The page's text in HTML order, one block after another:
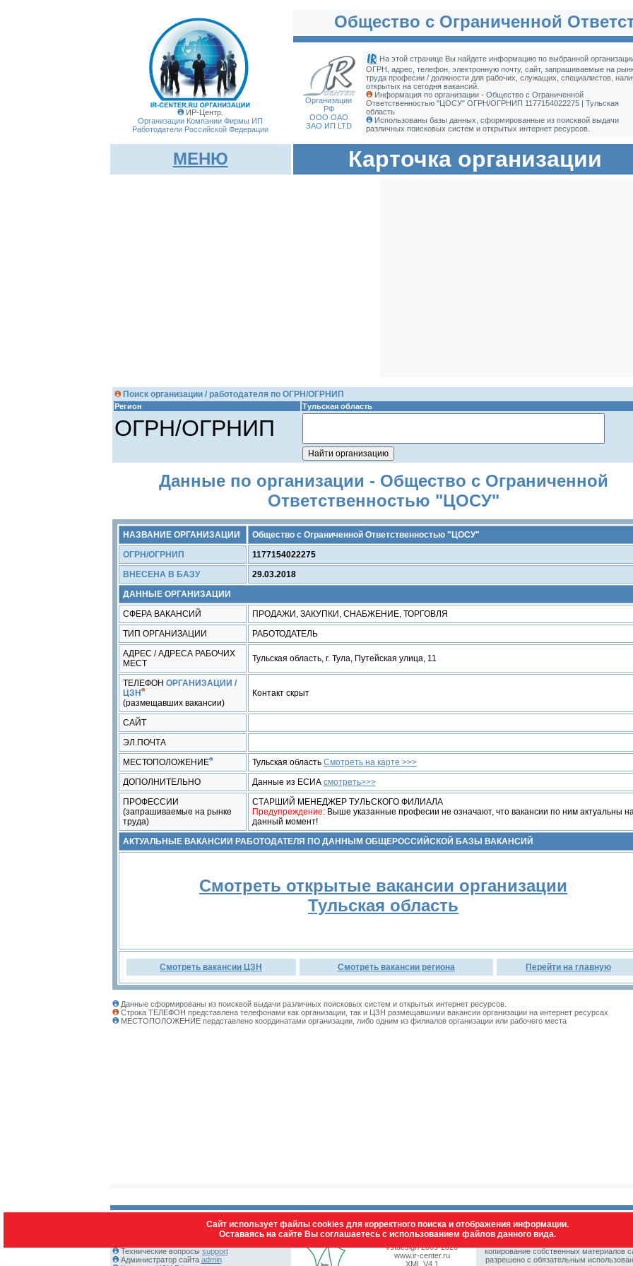
ИР-Центр.
Организации Компании Фирмы ИП
Работодатели Российской Федерации
Общество с Ограниченной
Организации
РФ
ООО ОАО
ЗАО ИП LTD
На этой странице Вы найдете информацию по выбранной
ОГРН, адрес, телефон, электронную почту, сайт, запрашиваемые на
труда професии / должности для рабочих, служащих, специалистов,
открытых на сегодня вакансий.
Информация по организации - Общество с Ограниченной
Ответственностью "ЦОСУ" ОГРН/ОГРНИП 1177154022275 | Тульская
область
Использованы базы данных, сформированные из поисквой выдачи
различных поисковых систем и открытых интернет ресурсов.
МЕНЮ Карточка организации
Поиск организации / работодателя по ОГРН/ОГРНИП
Регион Тульская область
ОГРН/ОГРНИП
Данные по организации - Общество с Ограниченной
Ответственностью "ЦОСУ"
НАЗВАНИЕ ОРГАНИЗАЦИИ
Общество с Ограниченной Ответственностью "ЦОСУ"
ОГРН/ОГРНИП
1177154022275
ВНЕСЕНА В БАЗУ
29.03.2018
ДАННЫЕ ОРГАНИЗАЦИИ
СФЕРА ВАКАНСИЙ
ПРОДАЖИ, ЗАКУПКИ, СНАБЖЕНИЕ, ТОРГОВЛЯ
ТИП ОРГАНИЗАЦИИ
РАБОТОДАТЕЛЬ
АДРЕС / АДРЕСА РАБОЧИХ
МЕСТ
Тульская область, г. Тула, Путейская улица, 11
ТЕЛЕФОН ОРГАНИЗАЦИИ /
ЦЗН
(размещавших вакансии)
Контакт скрыт
САЙТ
ЭЛ.ПОЧТА
МЕСТОПОЛОЖЕНИЕ
Тульская область Смотреть на карте >>>
ДОПОЛНИТЕЛЬНО
Данные из ЕСИА смотреть>>>
ПРОФЕССИИ
(запрашиваемые на рынке
труда)
СТАРШИЙ МЕНЕДЖЕР ТУЛЬСКОГО ФИЛИАЛА
Предупреждение:Выше указанные професии не означают, что вакансии по ним актуальны
данный момент!
АКТУАЛЬНЫЕ ВАКАНСИИ РАБОТОДАТЕЛЯ ПО ДАННЫМ ОБЩЕРОССИЙСКОЙ БАЗЫ ВАКАНСИЙ
Смотреть открытые вакансии организации
Тульская область
Смотреть вакансии ЦЗН Смотреть вакансии региона Перейти на главную
Данные сформированы из поисквой выдачи различных поисковых систем и открытых интернет ресурсов.
Строка ТЕЛЕФОН представлена телефонами как организации, так и ЦЗН размещавшими вакансии организации на интернет ресурсах
МЕСТОПОЛОЖЕНИЕ пердставлено координатами организации, либо одним из филиалов организации или рабочего места
Технические вопросы support
Администратор сайта admin
vstdesign 2009-2026
www.ir-center.ru
XML V4.1
копирование собственных материалов
разрешено с обязательным
Сайт использует файлы cookies для корректного поиска и отображения информации.
Оставаясь на сайте Вы соглашаетесь с использованием файлов данного вида.